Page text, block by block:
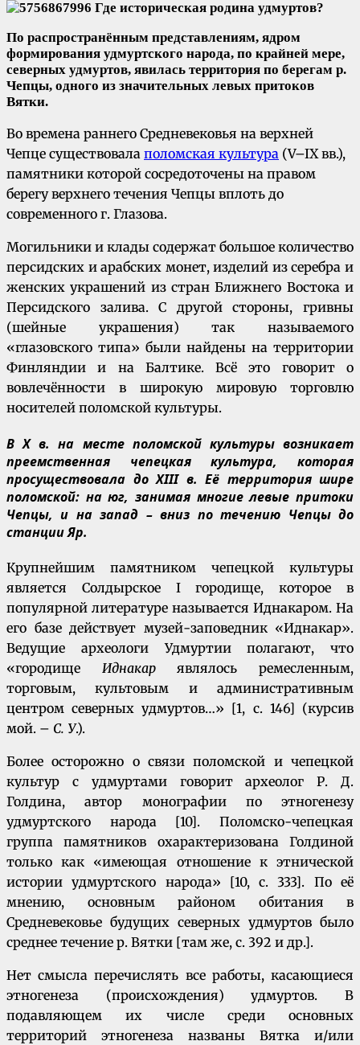
По распространённым представлениям, ядром
формирования удмуртского народа, по крайней мере,
северных удмуртов, явилась территория по берегам р.
Чепцы, одного из значительных левых притоков
Вятки.
Во времена раннего Средневековья на верхней
Чепце существовала поломская культура (V–IX вв.),
памятники которой сосредоточены на правом
берегу верхнего течения Чепцы вплоть до
современного г. Глазова.
Могильники и клады содержат большое количество
персидских и арабских монет, изделий из серебра и
женских украшений из стран Ближнего Востока и
Персидского залива. С другой стороны, гривны
(шейные украшения) так называемого
«глазовского типа» были найдены на территории
Финляндии и на Балтике. Всё это говорит о
вовлечённости в широкую мировую торговлю
носителей поломской культуры.
В X в. на месте поломской культуры возникает
преемственная чепецкая культура, которая
просуществовала до XIII в. Её территория шире
поломской: на юг, занимая многие левые притоки
Чепцы, и на запад – вниз по течению Чепцы до
станции Яр.
Крупнейшим памятником чепецкой культуры
является Солдырское I городище, которое в
популярной литературе называется Иднакаром. На
его базе действует музей-заповедник «Иднакар».
Ведущие археологи Удмуртии полагают, что
«городище Иднакарявлялось ремесленным,
торговым, культовым и административным
центром северных удмуртов…» [1, с. 146] (курсив
мой. – С. У.).
Более осторожно о связи поломской и чепецкой
культур с удмуртами говорит археолог Р. Д.
Голдина, автор монографии по этногенезу
удмуртского народа [10]. Поломско-чепецкая
группа памятников охарактеризована Голдиной
только как «имеющая отношение к этнической
истории удмуртского народа» [10, с. 333]. По её
мнению, основным районом обитания в
Средневековье будущих северных удмуртов было
среднее течение р. Вятки [там же, с. 392 и др.].
Нет смысла перечислять все работы, касающиеся
этногенеза (происхождения) удмуртов. В
подавляющем их числе среди основных
территорий этногенеза названы Вятка и/или